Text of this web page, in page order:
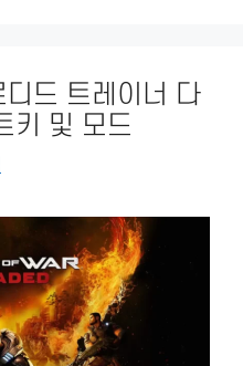
드 트레이너 다
키 및 모드